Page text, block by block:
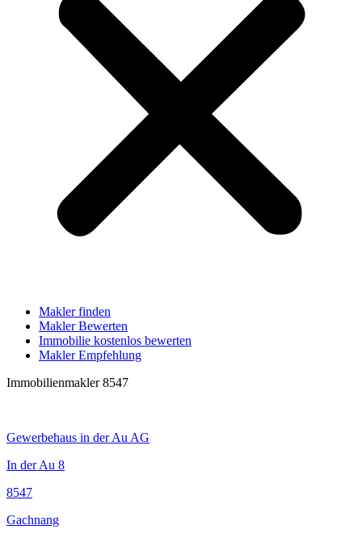
Makler finden
Makler Bewerten
Immobilie kostenlos bewerten
Makler Empfehlung
Immobilienmakler 8547
Gewerbehaus in der Au AG
In der Au 8
8547
Gachnang